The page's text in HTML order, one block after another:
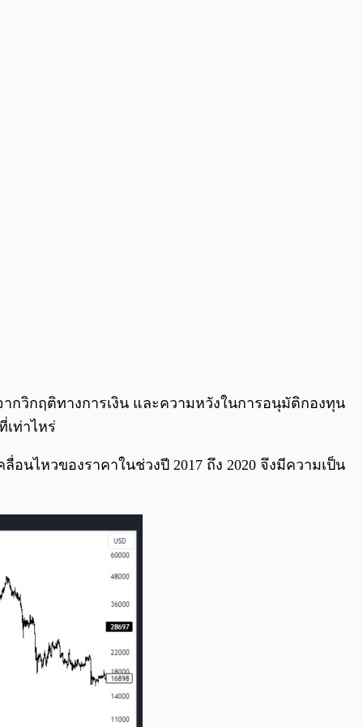
0:00
กวิกฤติทางการเงิน และความหวังในการอนุมัติกองทุน
เท่าไหร่
นไหวของราคาในช่วงปี 2017 ถึง 2020 จึงมีความเป็น